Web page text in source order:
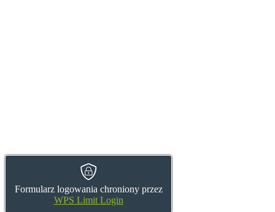
Formularz logowania chroniony przez
WPS Limit Login